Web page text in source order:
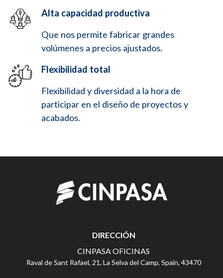
Alta capacidad productiva
Que nos permite fabricar grandes
volúmenes a precios ajustados.
Flexibilidad total
Flexibilidad y diversidad a la hora de
participar en el diseño de proyectos y
acabados.
DIRECCIÓN
CINPASA OFICINAS
Raval de Sant Rafael, 21, La Selva del Camp, Spain, 43470